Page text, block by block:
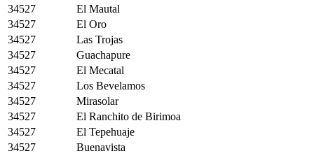
34527
El Mautal
34527
El Oro
34527
Las Trojas
34527
Guachapure
34527
El Mecatal
34527
Los Bevelamos
34527
Mirasolar
34527
El Ranchito de Birimoa
34527
El Tepehuaje
34527
Buenavista